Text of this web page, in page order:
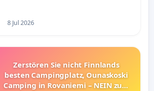
8 Jul 2026
Zerstören Sie nicht Finnlands
besten Campingplatz, Ounaskoski
Camping in Rovaniemi – NEIN zum